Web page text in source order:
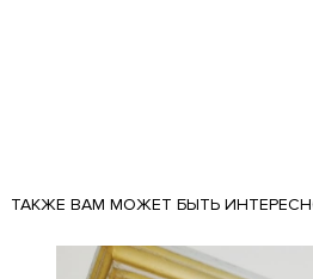
ТАКЖЕ ВАМ МОЖЕТ БЫТЬ